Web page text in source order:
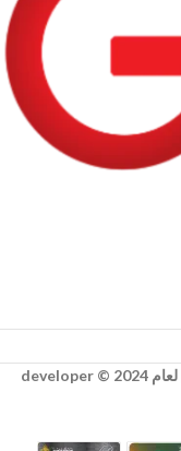
لعام 2024 © developer